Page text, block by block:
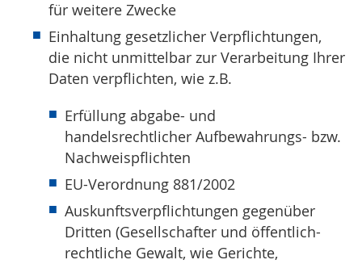
für weitere Zwecke
Einhaltung gesetzlicher Verpflichtungen,
die nicht unmittelbar zur Verarbeitung Ihrer
Daten verpflichten, wie z.B.
Erfüllung abgabe- und
handelsrechtlicher Aufbewahrungs- bzw.
Nachweispflichten
EU-Verordnung 881/2002
Auskunftsverpflichtungen gegenüber
Dritten (Gesellschafter und öffentlich-
rechtliche Gewalt, wie Gerichte,